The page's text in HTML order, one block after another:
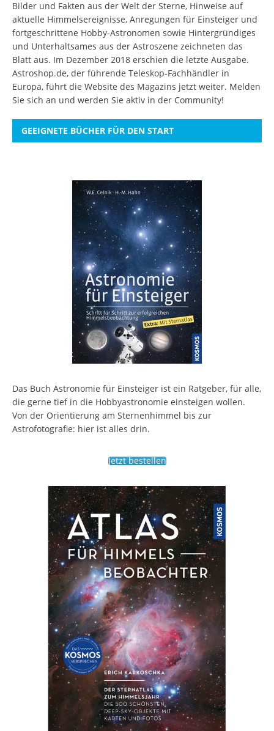
Bilder und Fakten aus der Welt der Sterne, Hinweise auf
aktuelle Himmelsereignisse, Anregungen für Einsteiger und
fortgeschrittene Hobby-Astronomen sowie Hintergründiges
und Unterhaltsames aus der Astroszene zeichneten das
Blatt aus. Im Dezember 2018 erschien die letzte Ausgabe.
Astroshop.de, der führende Teleskop-Fachhändler in
Europa, führt die Website des Magazins jetzt weiter. Melden
Sie sich an und werden Sie aktiv in der Community!
GEEIGNETE BÜCHER FÜR DEN START
Das Buch Astronomie für Einsteiger ist ein Ratgeber, für alle,
die gerne tief in die Hobbyastronomie einsteigen wollen.
Von der Orientierung am Sternenhimmel bis zur
Astrofotografie: hier ist alles drin.
Jetzt bestellen